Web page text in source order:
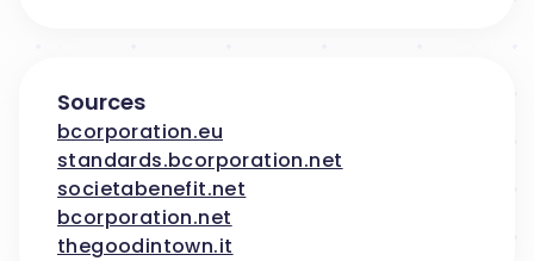
Sources
bcorporation.eu
standards.bcorporation.net
societabenefit.net
bcorporation.net
thegoodintown.it